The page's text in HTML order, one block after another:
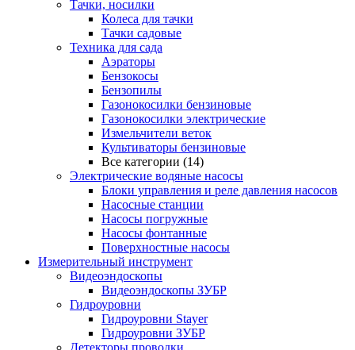
Тачки, носилки
Колеса для тачки
Тачки садовые
Техника для сада
Аэраторы
Бензокосы
Бензопилы
Газонокосилки бензиновые
Газонокосилки электрические
Измельчители веток
Культиваторы бензиновые
Все категории (14)
Электрические водяные насосы
Блоки управления и реле давления насосов
Насосные станции
Насосы погружные
Насосы фонтанные
Поверхностные насосы
Измерительный инструмент
Видеоэндоскопы
Видеоэндоскопы ЗУБР
Гидроуровни
Гидроуровни Stayer
Гидроуровни ЗУБР
Детекторы проводки